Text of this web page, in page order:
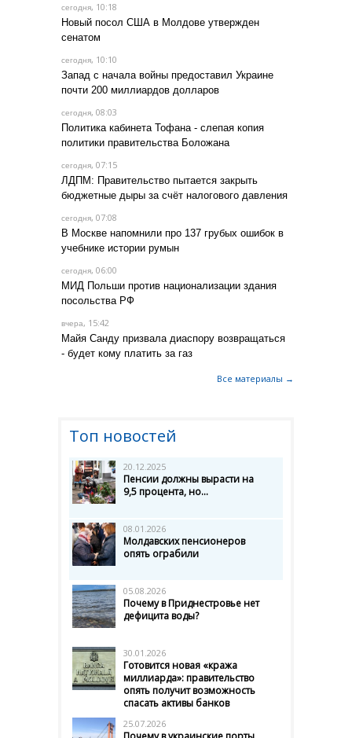
сегодня, 10:18
Новый посол США в Молдове утвержден
сенатом
сегодня, 10:10
Запад с начала войны предоставил Украине
почти 200 миллиардов долларов
сегодня, 08:03
Политика кабинета Тофана - слепая копия
политики правительства Боложана
сегодня, 07:15
ЛДПМ: Правительство пытается закрыть
бюджетные дыры за счёт налогового давления
сегодня, 07:08
В Москве напомнили про 137 грубых ошибок в
учебнике истории румын
сегодня, 06:00
МИД Польши против национализации здания
посольства РФ
вчера, 15:42
Майя Санду призвала диаспору возвращаться
- будет кому платить за газ
Все материалы →
Топ новостей
20.12.2025
Пенсии должны вырасти на
9,5 процента, но...
08.01.2026
Молдавских пенсионеров
опять ограбили
05.08.2026
Почему в Приднестровье нет
дефицита воды?
30.01.2026
Готовится новая «кража
миллиарда»: правительство
опять получит возможность
спасать активы банков
25.07.2026